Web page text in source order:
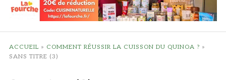
ACCUEIL » COMMENT RÉUSSIR LA CUISSON DU QUINOA ? »
SANS TITRE (3)